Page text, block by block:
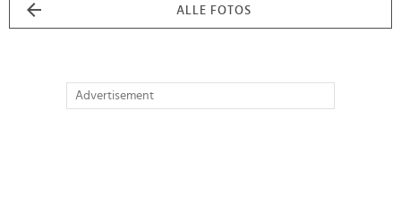
ALLE FOTOS
Advertisement